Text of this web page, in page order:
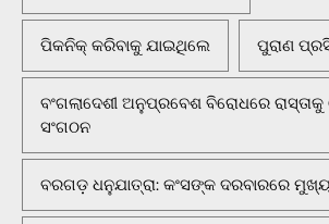
ପିକନିକ୍‌ କରିବାକୁ ଯାଇଥିଲେ ପୁରାଣ
ବଂଗଲାଦେଶୀ ଅନୁପ୍ରବେଶ ବିରୋଧରେ
ସଂଗଠନ
ବରଗଡ଼ ଧନୁଯାତ୍ରା: କଂସଙ୍କ ଦରବାରରେ